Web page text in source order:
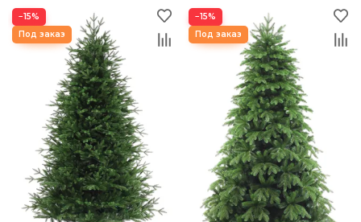
250 см
155 см
Высота указана от пола, с учётом подножки.
Совет: Мы рекомендуем выбирать высоту ёлки
−15% −15%